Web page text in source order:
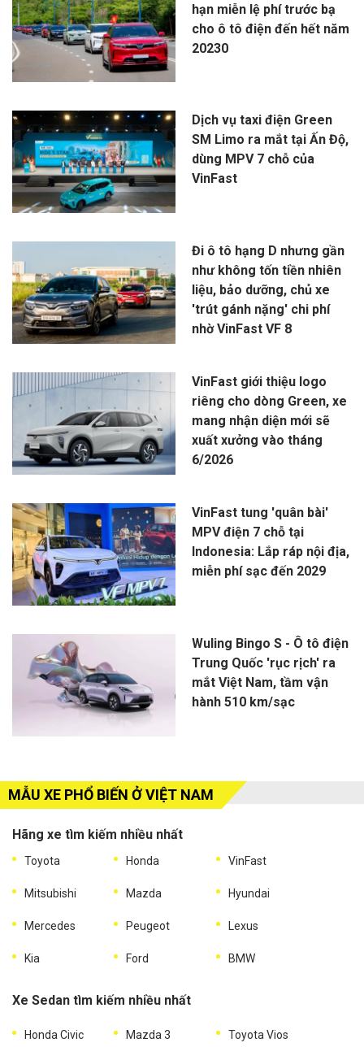
hạn miễn lệ phí trước bạ
cho ô tô điện đến hết năm
20230
Dịch vụ taxi điện Green
SM Limo ra mắt tại Ấn Độ,
dùng MPV 7 chỗ của
VinFast
Đi ô tô hạng D nhưng gần
như không tốn tiền nhiên
liệu, bảo dưỡng, chủ xe
'trút gánh nặng' chi phí
nhờ VinFast VF 8
VinFast giới thiệu logo
riêng cho dòng Green, xe
mang nhận diện mới sẽ
xuất xưởng vào tháng
6/2026
VinFast tung 'quân bài'
MPV điện 7 chỗ tại
Indonesia: Lắp ráp nội địa,
miễn phí sạc đến 2029
Wuling Bingo S - Ô tô điện
Trung Quốc 'rục rịch' ra
mắt Việt Nam, tầm vận
hành 510 km/sạc
MẪU XE PHỔ BIẾN Ở VIỆT NAM
Hãng xe tìm kiếm nhiều nhất
Toyota Honda VinFast
Mitsubishi Mazda Hyundai
Mercedes Peugeot Lexus
Kia Ford BMW
Xe Sedan tìm kiếm nhiều nhất
Honda Civic Mazda 3 Toyota Vios